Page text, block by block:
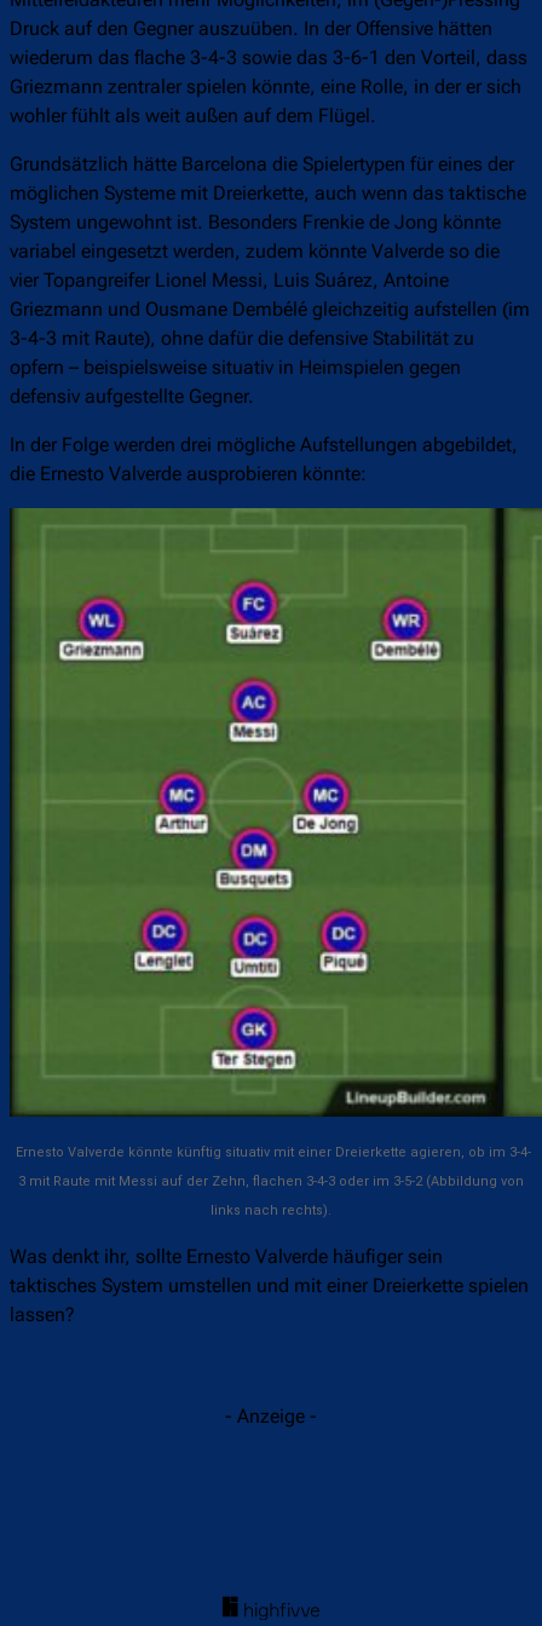
Druck auf den Gegner auszuüben. In der Offensive hätten
wiederum das flache 3-4-3 sowie das 3-6-1 den Vorteil, dass
Griezmann zentraler spielen könnte, eine Rolle, in der er sich
wohler fühlt als weit außen auf dem Flügel.
Grundsätzlich hätte Barcelona die Spielertypen für eines der
möglichen Systeme mit Dreierkette, auch wenn das taktische
System ungewohnt ist. Besonders Frenkie de Jong könnte
variabel eingesetzt werden, zudem könnte Valverde so die
vier Topangreifer Lionel Messi, Luis Suárez, Antoine
Griezmann und Ousmane Dembélé gleichzeitig aufstellen (im
3-4-3 mit Raute), ohne dafür die defensive Stabilität zu
opfern – beispielsweise situativ in Heimspielen gegen
defensiv aufgestellte Gegner.
In der Folge werden drei mögliche Aufstellungen abgebildet,
die Ernesto Valverde ausprobieren könnte:
Ernesto Valverde könnte künftig situativ mit einer Dreierkette agieren, ob im 3-4-
3 mit Raute mit Messi auf der Zehn, flachen 3-4-3 oder im 3-5-2 (Abbildung von
links nach rechts).
Was denkt ihr, sollte Ernesto Valverde häufiger sein
taktisches System umstellen und mit einer Dreierkette spielen
lassen?
- Anzeige -